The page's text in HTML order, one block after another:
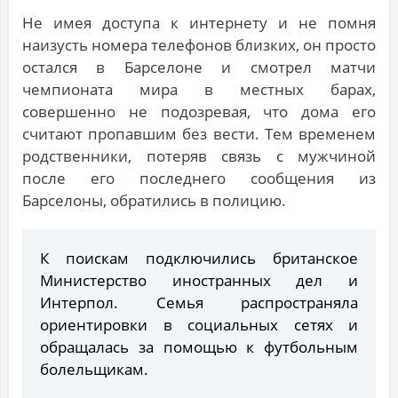
Не имея доступа к интернету и не помня
наизусть номера телефонов близких, он просто
остался в Барселоне и смотрел матчи
чемпионата мира в местных барах,
совершенно не подозревая, что дома его
считают пропавшим без вести. Тем временем
родственники, потеряв связь с мужчиной
после его последнего сообщения из
Барселоны, обратились в полицию.
К поискам подключились британское
Министерство иностранных дел и
Интерпол. Семья распространяла
ориентировки в социальных сетях и
обращалась за помощью к футбольным
болельщикам.